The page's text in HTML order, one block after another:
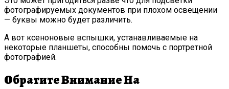
фотографируемых документов при плохом освещении
— буквы можно будет различить.
А вот ксеноновые вспышки, устанавливаемые на
некоторые планшеты, способны помочь с портретной
фотографией.
Обратите Внимание На